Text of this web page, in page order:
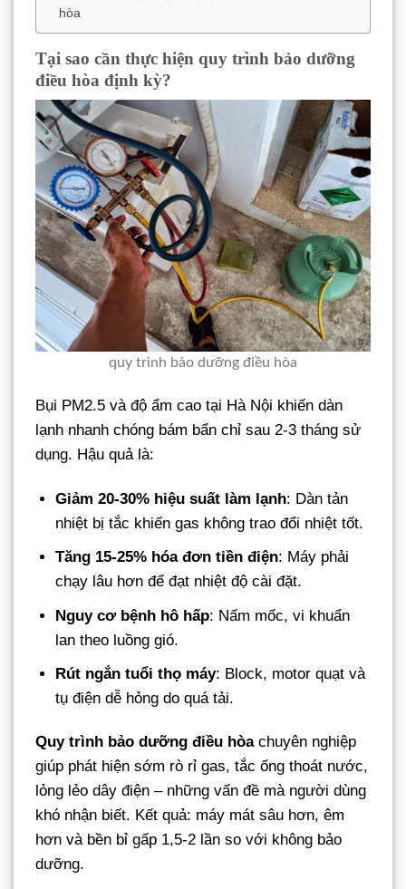
hòa
Tại sao cần thực hiện quy trình bảo dưỡng
điều hòa định kỳ?
quy trình bảo dưỡng điều hòa
Bụi PM2.5 và độ ẩm cao tại Hà Nội khiến dàn
lạnh nhanh chóng bám bẩn chỉ sau 2-3 tháng sử
dụng. Hậu quả là:
Giảm 20-30% hiệu suất làm lạnh: Dàn tản
nhiệt bị tắc khiến gas không trao đổi nhiệt tốt.
Tăng 15-25% hóa đơn tiền điện: Máy phải
chạy lâu hơn để đạt nhiệt độ cài đặt.
Nguy cơ bệnh hô hấp: Nấm mốc, vi khuẩn
lan theo luồng gió.
Rút ngắn tuổi thọ máy: Block, motor quạt và
tụ điện dễ hỏng do quá tải.
Quy trình bảo dưỡng điều hòachuyên nghiệp
giúp phát hiện sớm rò rỉ gas, tắc ống thoát nước,
lỏng lẻo dây điện – những vấn đề mà người dùng
khó nhận biết. Kết quả: máy mát sâu hơn, êm
hơn và bền bỉ gấp 1,5-2 lần so với không bảo
dưỡng.